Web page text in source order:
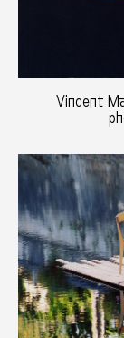
Vincent